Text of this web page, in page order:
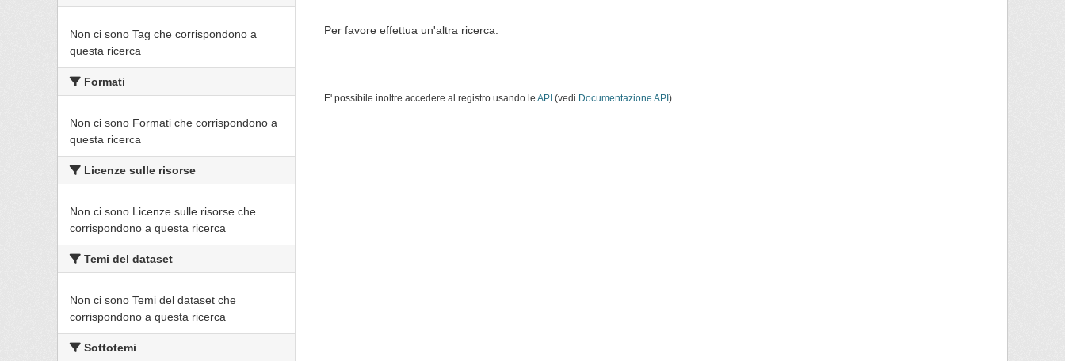
Non ci sono Tag che corrispondono a
questa ricerca
Formati
Non ci sono Formati che corrispondono a
questa ricerca
Licenze sulle risorse
Non ci sono Licenze sulle risorse che
corrispondono a questa ricerca
Temi del dataset
Non ci sono Temi del dataset che
corrispondono a questa ricerca
Sottotemi
Per favore effettua un'altra ricerca.
E' possibile inoltre accedere al registro usando le API (vedi Documentazione API ).